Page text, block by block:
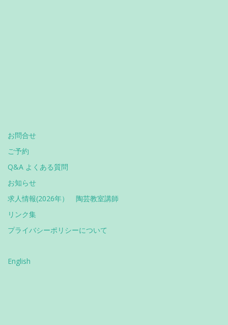
お問合せ
ご予約
Q&A よくある質問
お知らせ
求人情報(2026年） 陶芸教室講師
リンク集
プライバシーポリシーについて
English